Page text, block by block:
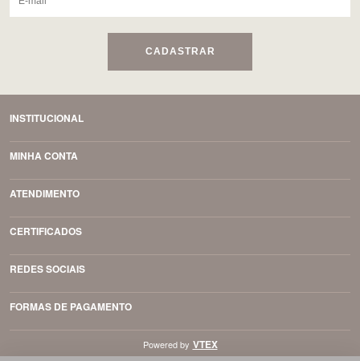
CADASTRAR
INSTITUCIONAL
MINHA CONTA
ATENDIMENTO
CERTIFICADOS
REDES SOCIAIS
FORMAS DE PAGAMENTO
Powered by VTEX